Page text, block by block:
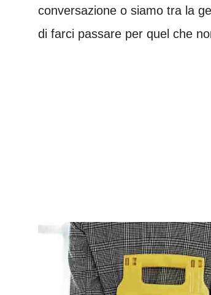
conversazione o siamo tra la
di farci passare per quel che